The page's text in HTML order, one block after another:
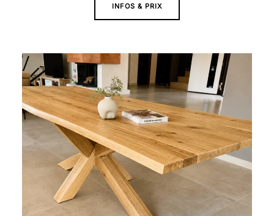
INFOS & PRIX
Plage
de
prix :
2
090 €
à
2
690 €